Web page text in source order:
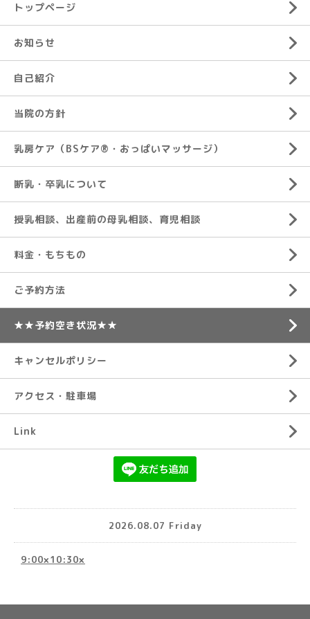
トップページ
お知らせ
自己紹介
当院の方針
乳房ケア（BSケア®︎・おっぱいマッサージ）
断乳・卒乳について
授乳相談、出産前の母乳相談、育児相談
料金・もちもの
ご予約方法
★★予約空き状況★★
キャンセルポリシー
アクセス・駐車場
Link
2026.08.07 Friday
9:00×10:30×